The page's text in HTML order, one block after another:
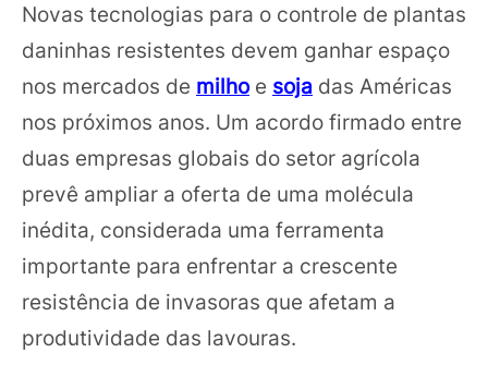
Novas tecnologias para o controle de plantas
daninhas resistentes devem ganhar espaço
nos mercados de milhoe soja das Américas
nos próximos anos. Um acordo firmado entre
duas empresas globais do setor agrícola
prevê ampliar a oferta de uma molécula
inédita, considerada uma ferramenta
importante para enfrentar a crescente
resistência de invasoras que afetam a
produtividade das lavouras.